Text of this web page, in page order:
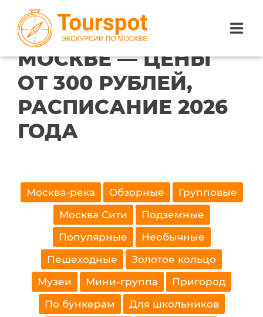
ЭКСКУРСИИ ПО САНКТ-ПЕТЕРБУРГУ
ЭКСКУРСИИ ПО МОСКВЕ
ЭКСКУРСИИ ПО СОЧИ
ГЛАВНАЯ
ЭКСКУРСИИ В
МОСКВЕ — ЦЕНЫ
ОТ 300 РУБЛЕЙ,
РАСПИСАНИЕ 2026
ГОДА
Москва-река Обзорные
Групповые
Москва Сити
Подземные
Популярные
Необычные
Пешеходные
Золотое кольцо
Музеи
Мини-группа
Пригород
По бункерам
Для школьников